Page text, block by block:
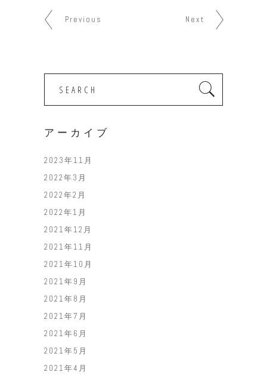
Previous Next
アーカイブ
2023年11月
2022年3月
2022年2月
2022年1月
2021年12月
2021年11月
2021年10月
2021年9月
2021年8月
2021年7月
2021年6月
2021年5月
2021年4月